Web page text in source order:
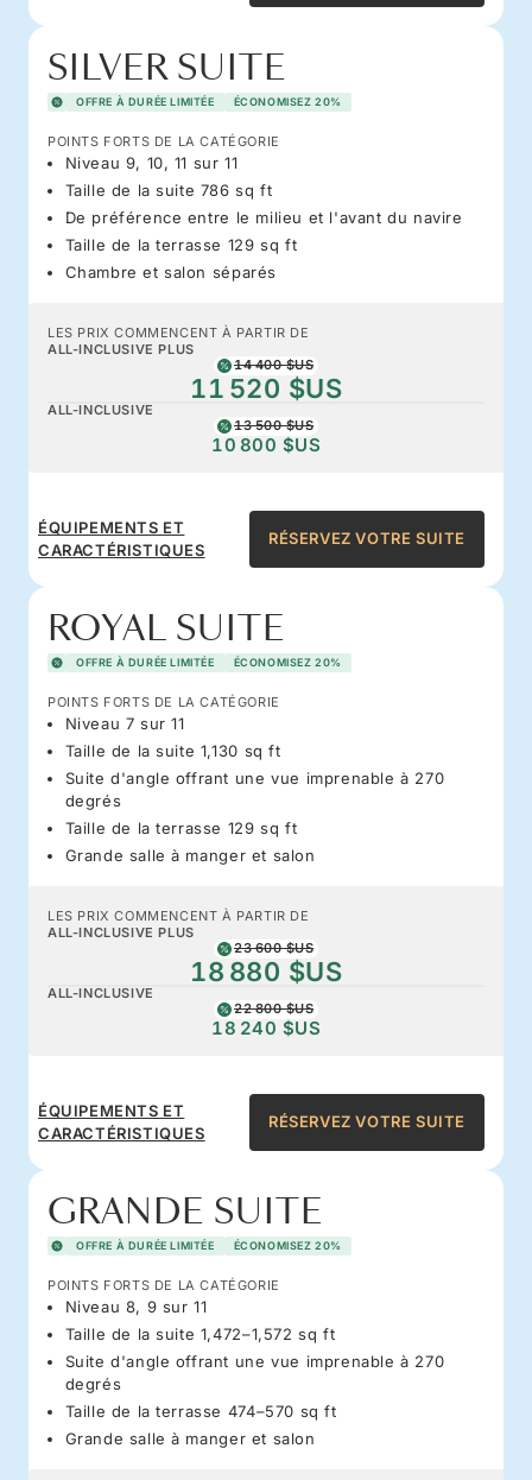
SILVER SUITE
OFFRE À DURÉE LIMITÉE ÉCONOMISEZ 20%
POINTS FORTS DE LA CATÉGORIE
Niveau 9, 10, 11 sur 11
Taille de la suite 786 sq ft
De préférence entre le milieu et l'avant du navire
Taille de la terrasse 129 sq ft
Chambre et salon séparés
LES PRIX COMMENCENT À PARTIR DE
ALL-INCLUSIVE PLUS
14 400 $US
11 520 $US
ALL-INCLUSIVE
13 500 $US
10 800 $US
ÉQUIPEMENTS ET
CARACTÉRISTIQUES
RÉSERVEZ VOTRE SUITE
ROYAL SUITE
OFFRE À DURÉE LIMITÉE ÉCONOMISEZ 20%
POINTS FORTS DE LA CATÉGORIE
Niveau 7 sur 11
Taille de la suite 1,130 sq ft
Suite d'angle offrant une vue imprenable à 270
degrés
Taille de la terrasse 129 sq ft
Grande salle à manger et salon
LES PRIX COMMENCENT À PARTIR DE
ALL-INCLUSIVE PLUS
23 600 $US
18 880 $US
ALL-INCLUSIVE
22 800 $US
18 240 $US
ÉQUIPEMENTS ET
CARACTÉRISTIQUES
RÉSERVEZ VOTRE SUITE
GRANDE SUITE
OFFRE À DURÉE LIMITÉE ÉCONOMISEZ 20%
POINTS FORTS DE LA CATÉGORIE
Niveau 8, 9 sur 11
Taille de la suite 1,472–1,572 sq ft
Suite d'angle offrant une vue imprenable à 270
degrés
Taille de la terrasse 474–570 sq ft
Grande salle à manger et salon